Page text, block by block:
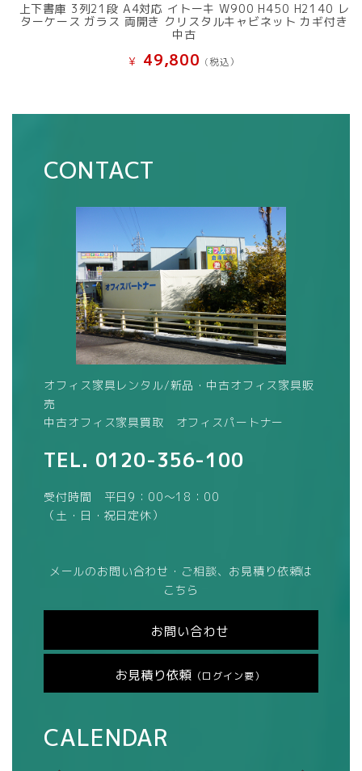
上下書庫 3列21段 A4対応 イトーキ W900 H450 H2140 レ
ターケース ガラス 両開き クリスタルキャビネット カギ付き
中古
¥ 49,800 (税込）
CONTACT
オフィス家具レンタル/新品・中古オフィス家具販
売
中古オフィス家具買取 オフィスパートナー
TEL. 0120-356-100
受付時間 平日9：00～18：00
（土・日・祝日定休）
メールのお問い合わせ・ご相談、お見積り依頼は
こちら
お問い合わせ
お見積り依頼 （ログイン要）
CALENDAR